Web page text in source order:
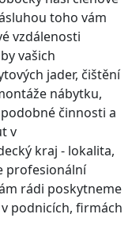
toho vám
vzdálenosti
vašich
jader, čištění
nábytku,
činnosti a
v
kraj - lokalita,
profesionální
rádi poskytneme
podnicích, firmách